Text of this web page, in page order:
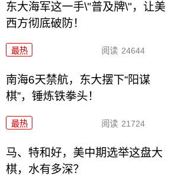
东大海军这一手\"普及牌\"，让美
西方彻底破防！
最热 阅读 24644
南海6天禁航，东大摆下“阳谋
棋”，锤炼铁拳头！
最热 阅读 21724
马、特和好，美中期选举这盘大
棋，水有多深？